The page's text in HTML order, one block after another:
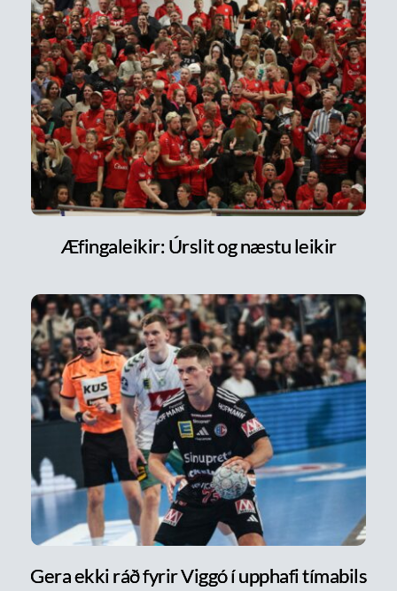
Æfingaleikir: Úrslit og næstu leikir
Gera ekki ráð fyrir Viggó í upphafi tímabils